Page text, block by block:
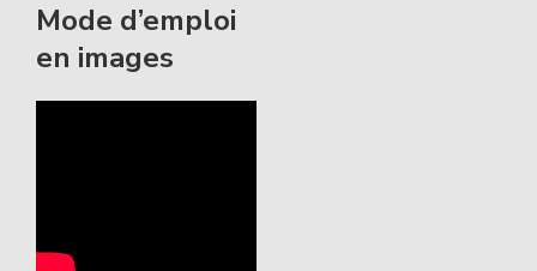
Mode d’emploi
en images